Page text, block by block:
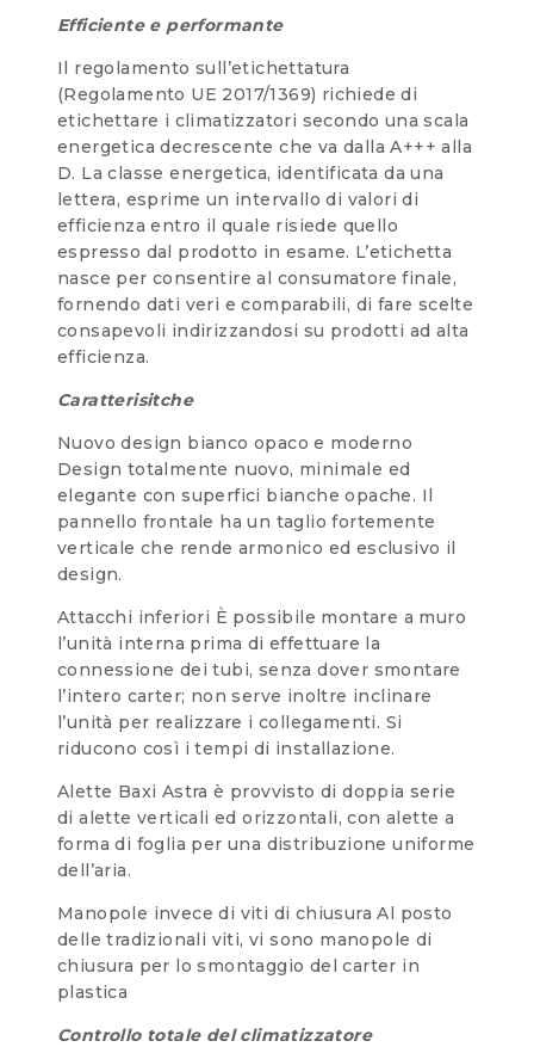
Efficiente e performante
Il regolamento sull’etichettatura
(Regolamento UE 2017/1369) richiede di
etichettare i climatizzatori secondo una scala
energetica decrescente che va dalla A+++ alla
D. La classe energetica, identificata da una
lettera, esprime un intervallo di valori di
efficienza entro il quale risiede quello
espresso dal prodotto in esame. L’etichetta
nasce per consentire al consumatore finale,
fornendo dati veri e comparabili, di fare scelte
consapevoli indirizzandosi su prodotti ad alta
efficienza.
Caratterisitche
Nuovo design bianco opaco e moderno
Design totalmente nuovo, minimale ed
elegante con superfici bianche opache. Il
pannello frontale ha un taglio fortemente
verticale che rende armonico ed esclusivo il
design.
Attacchi inferiori È possibile montare a muro
l’unità interna prima di effettuare la
connessione dei tubi, senza dover smontare
l’intero carter; non serve inoltre inclinare
l’unità per realizzare i collegamenti. Si
riducono così i tempi di installazione.
Alette Baxi Astra è provvisto di doppia serie
di alette verticali ed orizzontali, con alette a
forma di foglia per una distribuzione uniforme
dell’aria.
Manopole invece di viti di chiusura Al posto
delle tradizionali viti, vi sono manopole di
chiusura per lo smontaggio del carter in
plastica
Controllo totale del climatizzatore